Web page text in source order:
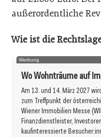
außerordentliche
Wie ist die
Werbung
Wo Wohnträume auf
Am 13. und 14. März 2027
zum Treffpunkt der
Wiener Immobilien Messe
Finanzdienstleister,
kaufinteressierte